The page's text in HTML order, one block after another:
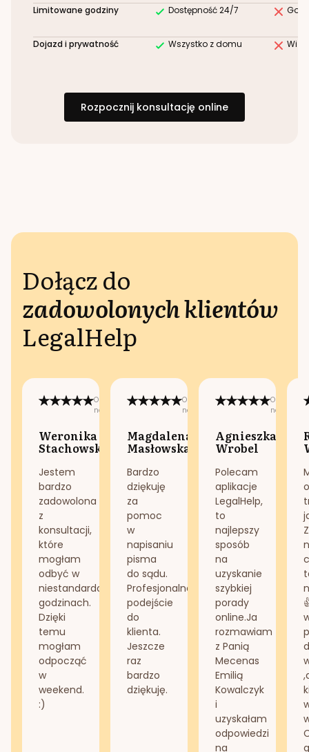
Limitowane godziny Dostępność 24/7
Dojazd i prywatność Wszystko z domu
Rozpocznij konsultację online
Dołącz do
zadowolonych klientów
LegalHelp
Opublikowano
na:
Weronika
Stachowska
Jestem
bardzo
zadowolona
z
konsultacji,
które
mogłam
odbyć w
niestandardowych
godzinach.
Dzięki
temu
mogłam
odpocząć
w
weekend.
:)
Opublikowano
na:
Magdalena
Masłowska
Bardzo
dziękuję
za
pomoc
w
napisaniu
pisma
do sądu.
Profesjonalne
podejście
do
klienta.
Jeszcze
raz
bardzo
dziękuję.
na:
Agnieszka
Wrobel
Polecam
aplikacje
LegalHelp,
to
najlepszy
sposób
na
uzyskanie
szybkiej
porady
online.Ja
rozmawiam
z Panią
Mecenas
Emilią
Kowalczyk
i
uzyskałam
odpowiedzi
na